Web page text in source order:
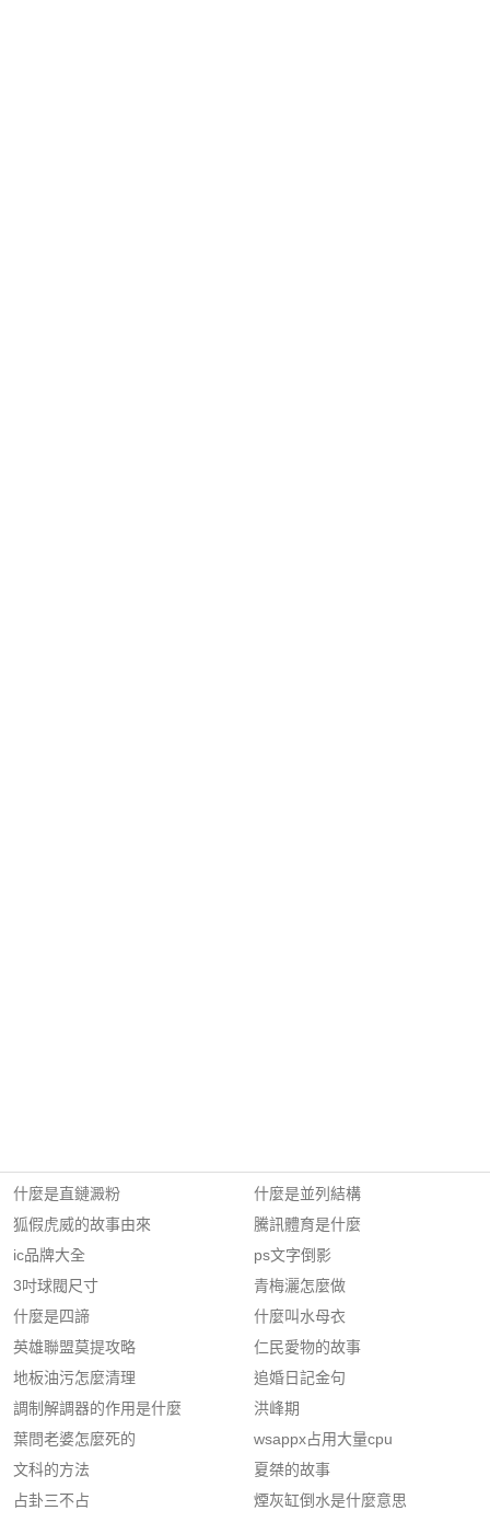
什麼是直鏈澱粉
狐假虎威的故事由來
ic品牌大全
3吋球閥尺寸
什麼是四諦
英雄聯盟莫提攻略
地板油污怎麼清理
調制解調器的作用是什麼
葉問老婆怎麼死的
文科的方法
占卦三不占
什麼是並列結構
騰訊體育是什麼
ps文字倒影
青梅灑怎麼做
什麼叫水母衣
仁民愛物的故事
追婚日記金句
洪峰期
wsappx占用大量cpu
夏桀的故事
煙灰缸倒水是什麼意思